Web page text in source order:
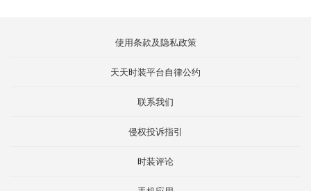
使用条款及隐私政策
天天时装平台自律公约
联系我们
侵权投诉指引
时装评论